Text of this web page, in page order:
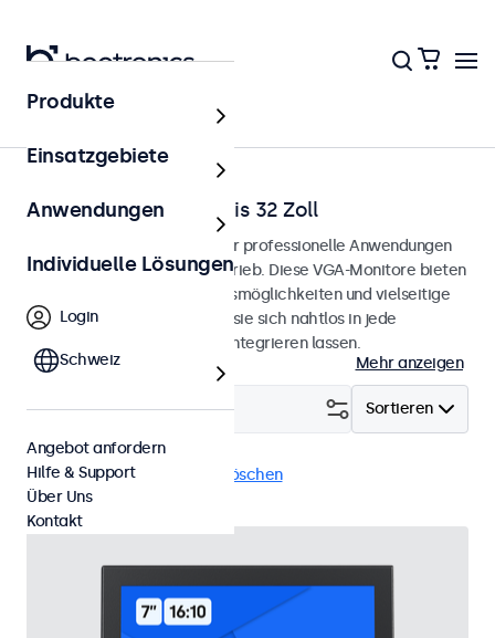
Startseite
VGA-Monitore von 7 bis 32 Zoll
VGA-Monitore, entwickelt für professionelle Anwendungen
und den kontinuierlichen Betrieb. Diese VGA-Monitore bieten
umfangreiche Konfigurationsmöglichkeiten und vielseitige
Montageoptionen, wodurch sie sich nahtlos in jede
Anwendung und Umgebung integrieren lassen.
Mehr anzeigen
Sortieren
Filtern (23)
VGA eMark Alle Filter löschen
Produkte
Einsatzgebiete
Anwendungen
Individuelle Lösungen
Login
Schweiz
Angebot anfordern
Hilfe & Support
Über Uns
Kontakt